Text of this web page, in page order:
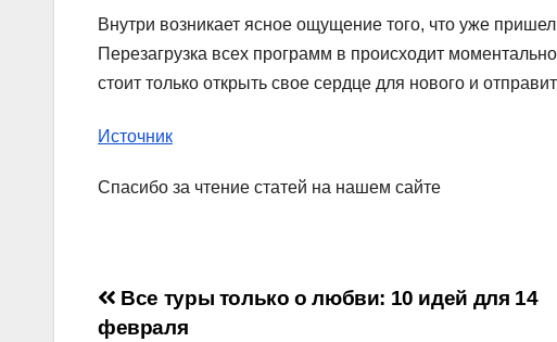
Внутри возникает ясное ощущение того, что уже
Перезагрузка всех программ в происходит
стоит только открыть свое сердце для нового и
Источник
Спасибо за чтение статей на нашем сайте
Навигация
Все туры только о любви: 10 идей для 14
февраля